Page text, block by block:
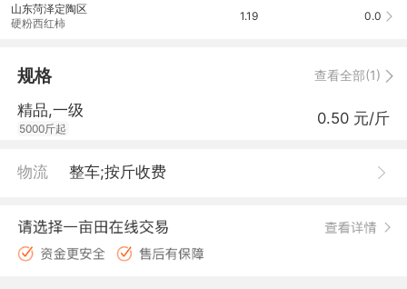
山东菏泽定陶区
硬粉西红柿
1.19 0.0
规格 查看全部(1)
精品,一级
5000斤起
0.50 元/斤
物流 整车;按斤收费